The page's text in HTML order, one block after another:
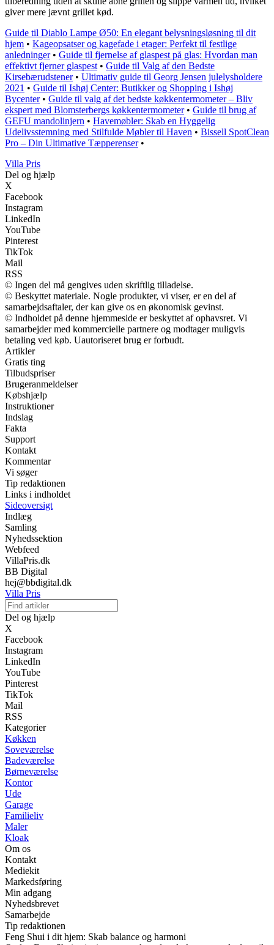
giver mere jævnt grillet kød.
Guide til Diablo Lampe Ø50: En elegant belysningsløsning til dit
hjem • Kageopsatser og kagefade i etager: Perfekt til festlige
anledninger• Guide til fjernelse af glaspest på glas: Hvordan man
effektivt fjerner glaspest • Guide til Valg af den Bedste
Kirsebærudstener• Ultimativ guide til Georg Jensen julelysholdere
2021 • Guide til Ishøj Center: Butikker og Shopping i Ishøj
Bycenter• Guide til valg af det bedste køkkentermometer – Bliv
ekspert med Blomsterbergs køkkentermometer• Guide til brug af
GEFU mandolinjern • Havemøbler: Skab en Hyggelig
Udelivsstemning med Stilfulde Møbler til Haven • Bissell SpotClean
Pro – Din Ultimative Tæpperenser•
Villa Pris
Del og hjælp
X
Facebook
Instagram
LinkedIn
YouTube
Pinterest
TikTok
Mail
RSS
© Ingen del må gengives uden skriftlig tilladelse.
© Beskyttet materiale. Nogle produkter, vi viser, er en del af
samarbejdsaftaler, der kan give os en økonomisk gevinst.
© Indholdet på denne hjemmeside er beskyttet af ophavsret. Vi
samarbejder med kommercielle partnere og modtager muligvis
betaling ved køb. Uautoriseret brug er forbudt.
Artikler
Gratis ting
Tilbudspriser
Brugeranmeldelser
Købshjælp
Instruktioner
Indslag
Fakta
Support
Kontakt
Kommentar
Vi søger
Tip redaktionen
Links i indholdet
Sideoversigt
Indlæg
Samling
Nyhedssektion
Webfeed
VillaPris.dk
BB Digital
hej@bbdigital.dk
Villa Pris
Del og hjælp
X
Facebook
Instagram
LinkedIn
YouTube
Pinterest
TikTok
Mail
RSS
Kategorier
Køkken
Soveværelse
Badeværelse
Børneværelse
Kontor
Ude
Garage
Familieliv
Maler
Kloak
Om os
Kontakt
Mediekit
Markedsføring
Min adgang
Nyhedsbrevet
Samarbejde
Tip redaktionen
Feng Shui i dit hjem: Skab balance og harmoni